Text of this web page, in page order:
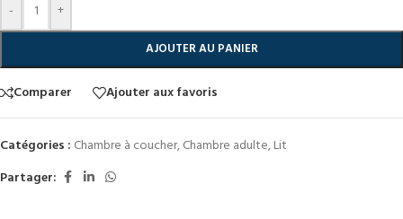
- +
AJOUTER AU PANIER
Comparer Ajouter aux favoris
Catégories : Chambre à coucher,Chambre adulte,Lit
Partager: